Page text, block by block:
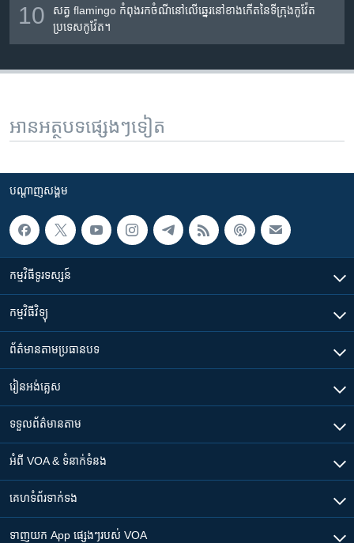
10
សត្វ​ flamingo កំពុង​រក​ចំណី​នៅ​លើ​ឆ្នេរ​នៅ​ខាង​កើត​នៃ​ទីក្រុង​កូវ៉ែត
ប្រទេស​កូវ៉ែត។
អានអត្ថបទផ្សេងៗទៀត
បណ្តាញ​សង្គម
កម្មវិធី​ទូរទស្សន៍
កម្មវិធី​វិទ្យុ
ព័ត៌មាន​តាមប្រធានបទ​
រៀន​​អង់គ្លេស
ទទួល​ព័ត៌មាន​តាម
អំពី​ VOA & ទំនាក់ទំនង
គេហទំព័រ​​ទាក់ទង
ទាញយក​ App ផ្សេងៗ​របស់​ VOA